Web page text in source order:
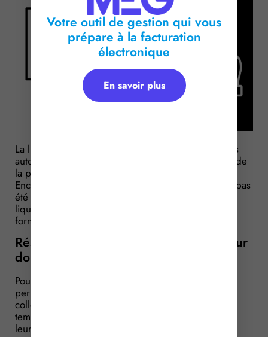
La liquidation judiciaire de l’employeur ne prive pas
automatiquement les salariés licenciés du bénéfice de
la portabilité de leurs garanties santé/prévoyance.
Encore faut-il, toutefois, que le contrat collectif n’ait pas
été valablement résilié. Et, en présence d’un
liquidateur judiciaire, l’assureur doit respecter un
formalisme précis…
Résiliation du contrat collectif : l’assureur
doit s’adresser au liquidateur !
Pour rappel, la portabilité des garanties collectives
permet aux salariés bénéficiant d’une couverture
collective santé ou prévoyance de conserver
temporairement leurs garanties après la rupture de
leur contrat de travail.
Votre outil de gestion qui vous
prépare à la facturation
électronique
En savoir plus